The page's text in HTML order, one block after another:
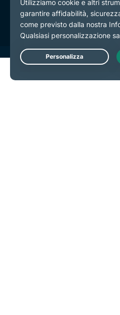
Preferenze cookie